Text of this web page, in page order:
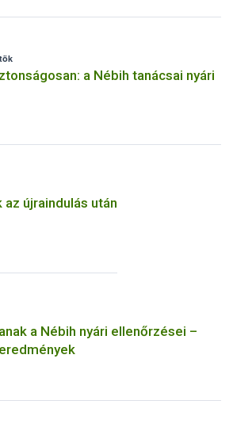
elérhető és ökológiai termesztésben is
a Nébih tanácsai nyári
az újraindulás után
a Nébih nyári ellenőrzései –